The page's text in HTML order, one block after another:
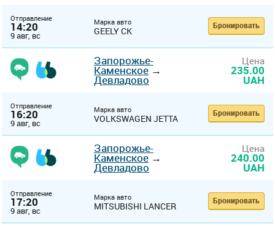
Отправление
14:20
9 авг, вс
Марка авто
GEELY CK Бронировать
Запорожье-
Каменское→
Девладово
Цена
235.00
UAH
Отправление
16:20
9 авг, вс
Марка авто
VOLKSWAGEN JETTA Бронировать
Запорожье-
Каменское→
Девладово
Цена
240.00
UAH
Отправление
17:20
9 авг, вс
Марка авто
MITSUBISHI LANCER Бронировать